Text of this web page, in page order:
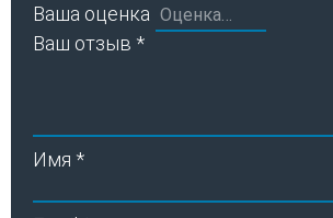
Ваша оценка
Ваш отзыв *
Имя *